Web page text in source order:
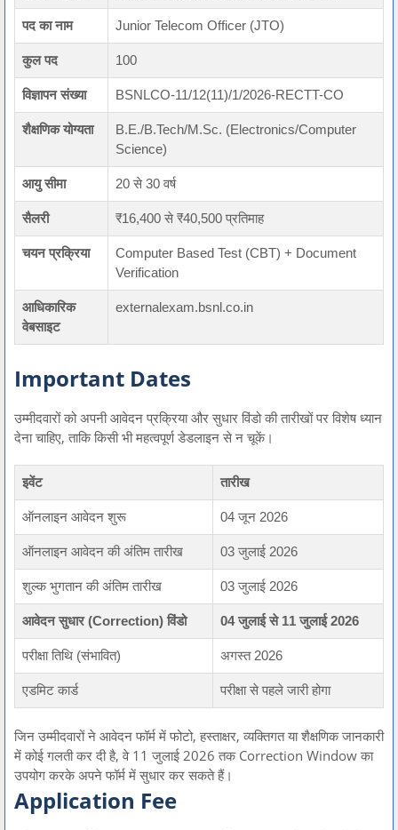
पद का नाम Junior Telecom Officer (JTO)
कुल पद 100
विज्ञापन संख्या BSNLCO-11/12(11)/1/2026-RECTT-CO
शैक्षणिक योग्यता
B.E./B.Tech/M.Sc. (Electronics/Computer
Science)
आयु सीमा 20 से 30 वर्ष
सैलरी ₹16,400 से ₹40,500 प्रतिमाह
चयन प्रक्रिया
Computer Based Test (CBT) + Document
Verification
आधिकारिक
वेबसाइट
externalexam.bsnl.co.in
Important Dates
उम्मीदवारों को अपनी आवेदन प्रक्रिया और सुधार विंडो की तारीखों पर विशेष ध्यान
देना चाहिए, ताकि किसी भी महत्वपूर्ण डेडलाइन से न चूकें।
इवेंट तारीख
ऑनलाइन आवेदन शुरू 04 जून 2026
ऑनलाइन आवेदन की अंतिम तारीख 03 जुलाई 2026
शुल्क भुगतान की अंतिम तारीख 03 जुलाई 2026
आवेदन सुधार (Correction) विंडो 04 जुलाई से 11 जुलाई 2026
परीक्षा तिथि (संभावित) अगस्त 2026
एडमिट कार्ड परीक्षा से पहले जारी होगा
जिन उम्मीदवारों ने आवेदन फॉर्म में फोटो, हस्ताक्षर, व्यक्तिगत या शैक्षणिक जानकारी
में कोई गलती कर दी है, वे 11 जुलाई 2026 तक Correction Window का
उपयोग करके अपने फॉर्म में सुधार कर सकते हैं।
Application Fee